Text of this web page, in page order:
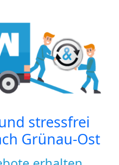
stressfrei
Grünau-Ost